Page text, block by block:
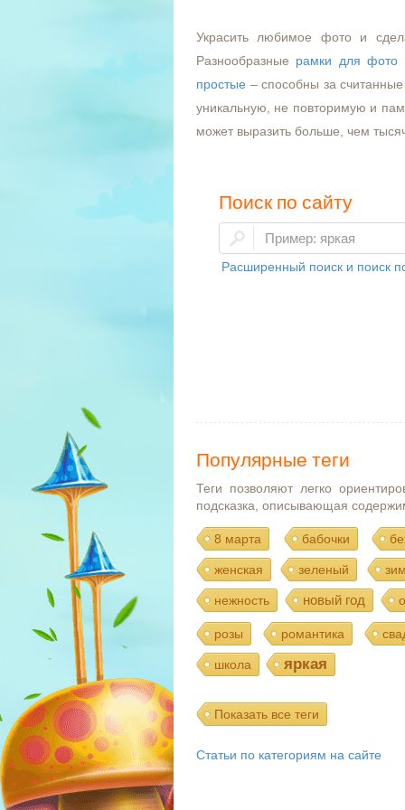
Украсить любимое фото и
Разнообразные рамки для фото
простые – способны за
уникальную, не повторимую и
может выразить больше, чем
Поиск по сайту
Расширенный поиск и поиск
Популярные теги
Теги позволяют легко
подсказка, описывающая
8 марта бабочки
женская зеленый
нежность новый год
розы романтика
школа яркая
Показать все теги
Статьи по категориям на сайте